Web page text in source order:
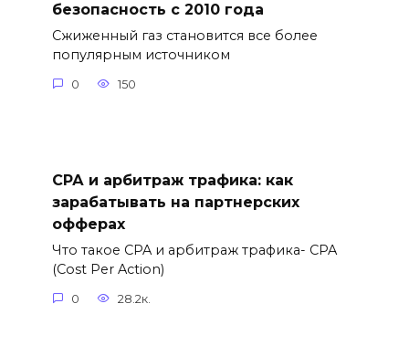
безопасность с 2010 года
Сжиженный газ становится все более
популярным источником
0 150
СРА и арбитраж трафика: как
зарабатывать на партнерских
офферах
Что такое CPA и арбитраж трафика- CPA
(Cost Per Action)
0 28.2к.